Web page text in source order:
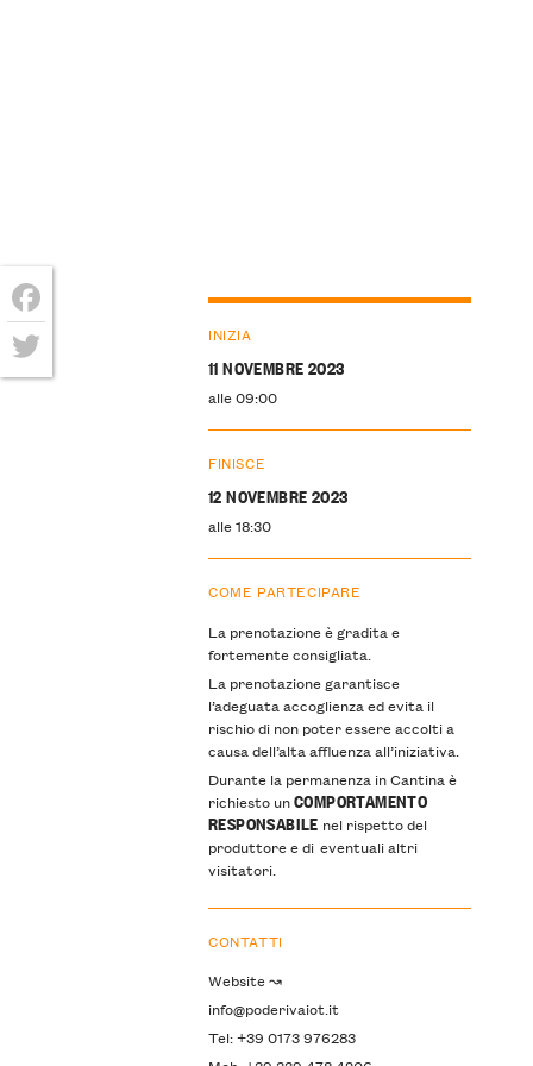
INIZIA
11 NOVEMBRE 2023
alle 09:00
FINISCE
12 NOVEMBRE 2023
alle 18:30
COME PARTECIPARE
La prenotazione è gradita e
fortemente consigliata.
La prenotazione garantisce
l’adeguata accoglienza ed evita il
rischio di non poter essere accolti a
causa dell’alta affluenza all’iniziativa.
Durante la permanenza in Cantina è
richiesto unCOMPORTAMENTO
RESPONSABILE nel rispetto del
produttore e di eventuali altri
visitatori.
CONTATTI
Website ↝
info@poderivaiot.it
Tel: +39 0173 976283
Facebook
Twitter